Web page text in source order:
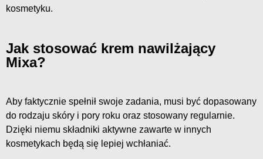
kosmetyku.
Jak stosować krem nawilżający
Mixa?
Aby faktycznie spełnił swoje zadania, musi być dopasowany
do rodzaju skóry i pory roku oraz stosowany regularnie.
Dzięki niemu składniki aktywne zawarte w innych
kosmetykach będą się lepiej wchłaniać.